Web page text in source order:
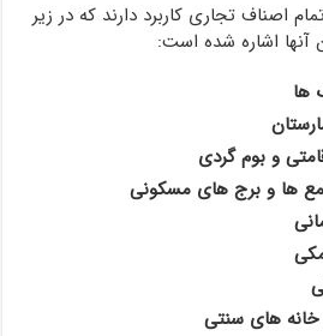
اصناف تجاری کاربرد دارند که در زیر
آنها اشاره شده است:
ها
و بوم گردی
ها و برج های مسکونی
خانه های سنتی